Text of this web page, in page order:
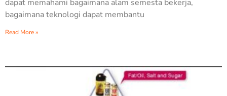
dapat memahami bagaimana alam semesta bekerja,
bagaimana teknologi dapat membantu
Read More »